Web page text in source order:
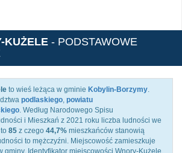
KUŻELE - PODSTAWOWE
to wieś leżąca w gminie Kobylin-Borzymy.
podlaskiego, powiatu
. Według Narodowego Spisu
i Mieszkań z 2021 roku liczba ludności we
85 z czego 44,7% mieszkańców stanowią
to mężczyźni. Miejscowość zamieszkuje
gminy. Identyfikator miejscowości Wnory-Kużele